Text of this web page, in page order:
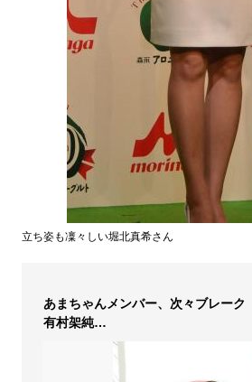
立ち姿も凜々しい堀北真希さん
あまちゃんメンバー、次々ブレー
有村架純…